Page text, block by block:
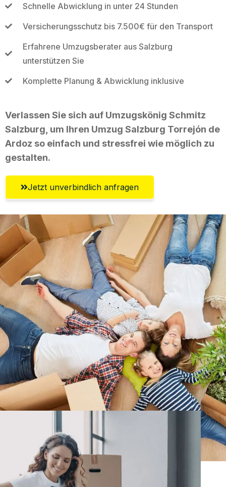
Schnelle Abwicklung in unter 24 Stunden
Versicherungsschutz bis 7.500€ für den Transport
Erfahrene Umzugsberater aus Salzburg
unterstützen Sie
Komplette Planung & Abwicklung inklusive
Verlassen Sie sich auf Umzugskönig Schmitz
Salzburg, um Ihren Umzug Salzburg Torrejón de
Ardoz so einfach und stressfrei wie möglich zu
gestalten.
Jetzt unverbindlich anfragen